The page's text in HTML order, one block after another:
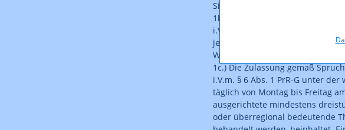
Sinne von § 9 Abs. 4 PrR-G
1b.) Die Zulassung gemäß
i.V.m. §6 Abs. 1 PrR-G unter der
jedenfalls in der Zeit von 6 Uhr
Wortanteil von zumindest 25 %
1c.) Die Zulassung gemäß
i.V.m. § 6 Abs. 1 PrR-G unter
täglich von Montag bis Freitag
ausgerichtete mindestens
oder überregional bedeutende